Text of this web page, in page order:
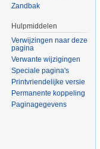
Zandbak
Hulpmiddelen
Verwijzingen naar deze
pagina
Verwante wijzigingen
Speciale pagina's
Printvriendelijke versie
Permanente koppeling
Paginagegevens